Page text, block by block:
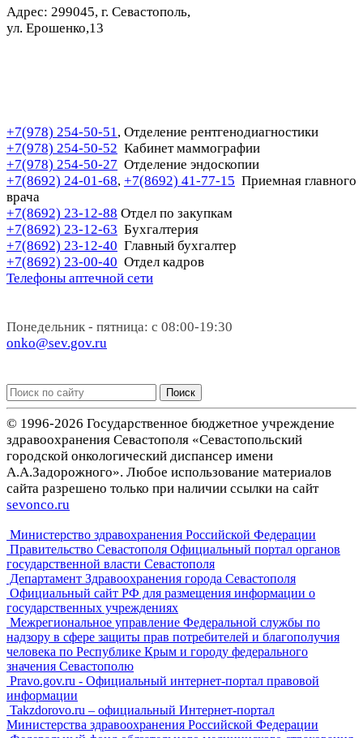
Адрес: 299045, г. Севастополь,
ул. Ерошенко,13
+7(978) 254-50-51 , Отделение рентгенодиагностики
+7(978) 254-50-52 Кабинет маммографии
+7(978) 254-50-27 Отделение эндоскопии
+7(8692) 24-01-68, +7(8692) 41-77-15 Приемная главного
врача
+7(8692) 23-12-88 Отдел по закупкам
+7(8692) 23-12-63 Бухгалтерия
+7(8692) 23-12-40 Главный бухгалтер
+7(8692) 23-00-40 Отдел кадров
Телефоны аптечной сети
Понедельник - пятница: с 08:00-19:30
onko@sev.gov.ru
Поиск
© 1996-2026 Государственное бюджетное учреждение
здравоохранения Севастополя «Севастопольский
городской онкологический диспансер имени
А.А.Задорожного». Любое использование материалов
сайта разрешено только при наличии ссылки на сайт
sevonco.ru
Министерство здравохранения Российской Федерации
Правительство Севастополя Официальный портал органов
государственной власти Севастополя
Департамент Здравоохранения города Севастополя
Официальный сайт РФ для размещения информации о
государственных учреждениях
Межрегиональное управление Федеральной службы по
надзору в сфере защиты прав потребителей и благополучия
человека по Республике Крым и городу федерального
значения Севастополю
Pravo.gov.ru - Официальный интернет-портал правовой
информации
Takzdorovo.ru – официальный Интернет-портал
Министерства здравоохранения Российской Федерации